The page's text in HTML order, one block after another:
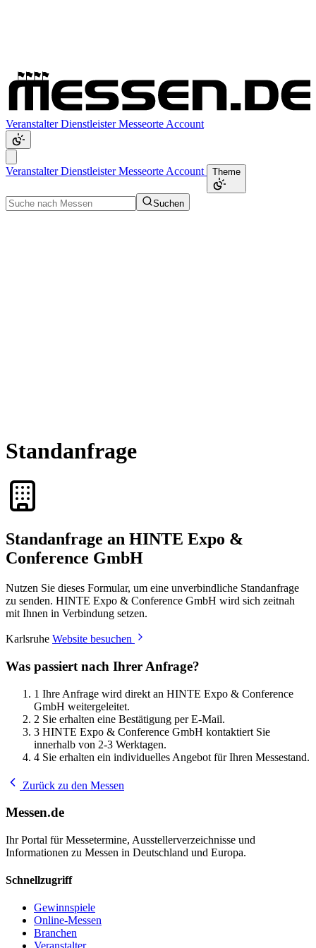
VeranstalterDienstleisterMesseorte Account
VeranstalterDienstleisterMesseorte Account Theme
Suchen
Standanfrage
Standanfrage an HINTE Expo &
Conference GmbH
Nutzen Sie dieses Formular, um eine unverbindliche Standanfrage
zu senden. HINTE Expo & Conference GmbH wird sich zeitnah
mit Ihnen in Verbindung setzen.
Karlsruhe Website besuchen
Was passiert nach Ihrer Anfrage?
1 Ihre Anfrage wird direkt an HINTE Expo & Conference
GmbH weitergeleitet.
2 Sie erhalten eine Bestätigung per E-Mail.
3 HINTE Expo & Conference GmbH kontaktiert Sie
innerhalb von 2-3 Werktagen.
4 Sie erhalten ein individuelles Angebot für Ihren Messestand.
Zurück zu den Messen
Messen.de
Ihr Portal für Messetermine, Ausstellerverzeichnisse und
Informationen zu Messen in Deutschland und Europa.
Schnellzugriff
Gewinnspiele
Online-Messen
Branchen